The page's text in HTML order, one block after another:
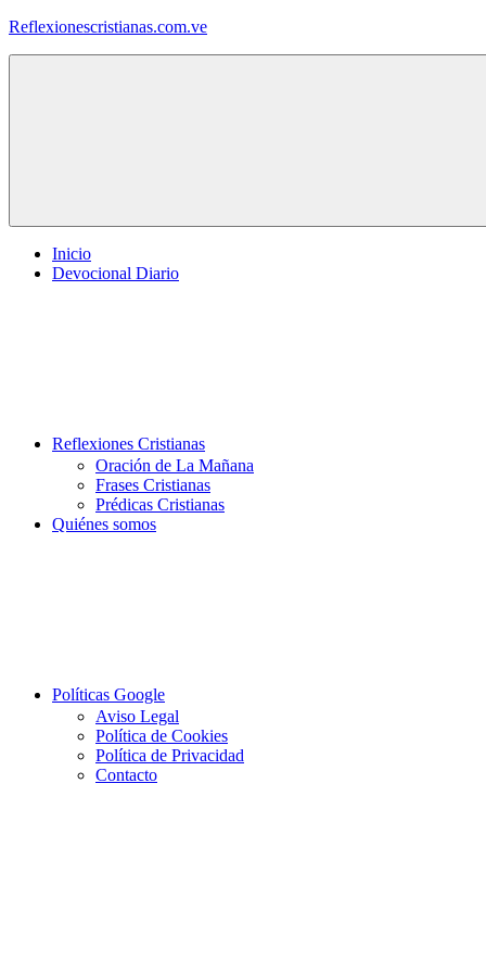
Saltar
Reflexionescristianas.com.ve
Inicio
Devocional Diario
Reflexiones Cristianas
Oración de La Mañana
Frases Cristianas
Prédicas Cristianas
Quiénes somos
Políticas Google
Aviso Legal
Política de Cookies
Política de Privacidad
Contacto